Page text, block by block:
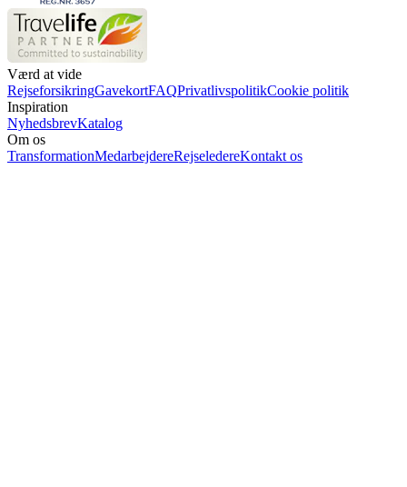
Værd at vide
RejseforsikringGavekortFAQPrivatlivspolitikCookie politik
Inspiration
NyhedsbrevKatalog
Om os
TransformationMedarbejdereRejseledereKontakt os